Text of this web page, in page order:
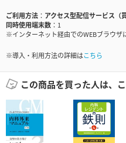
ご利用方法
アクセス型配信サービス（
同時使用端末数
1
※インターネット経由でのWEBブラウザ
※導入・利用方法の詳細はこちら
この商品を買った人は、